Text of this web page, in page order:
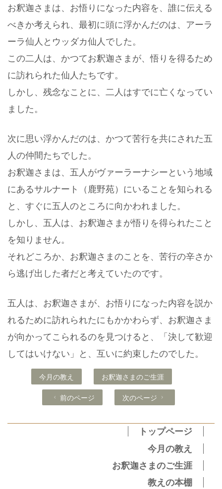
お釈迦さまは、お悟りになった内容を、誰に伝える
べきか考えられ、 最初に頭に浮かんだのは、アーラ
ーラ仙人とウッダカ仙人でした。
この二人は、かつてお釈迦さまが、悟りを得るため
に訪れられた仙人たちです。
しかし、残念なことに、二人はすでに亡くなってい
ました。
次に思い浮かんだのは、かつて苦行を共にされた五
人の仲間たちでした。
お釈迦さまは、五人がヴァーラーナシーという地域
にあるサルナート（鹿野苑）にいることを知られる
と、 すぐに五人のところに向かわれました。
しかし、五人は、お釈迦さまが悟りを得られたこと
を知りません。
それどころか、お釈迦さまのことを、 苦行の辛さか
ら逃げ出した者だと考えていたのです。
五人は、お釈迦さまが、お悟りになった内容を説か
れるために訪れられたにもかかわらず、 お釈迦さま
が向かってこられるのを見つけると、
「決して歓迎
してはいけない」と、互いに約束したのでした。
今月の教え お釈迦さまのご生涯
前のページ 次のページ
トップページ
今月の教え
お釈迦さまのご生涯
教えの本棚